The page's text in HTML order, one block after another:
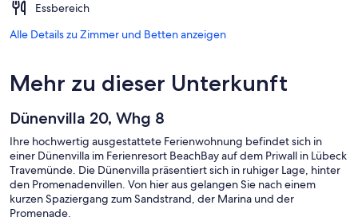
Essbereich
Alle Details zu Zimmer und Betten anzeigen
Mehr zu dieser Unterkunft
Dünenvilla 20, Whg 8
Ihre hochwertig ausgestattete Ferienwohnung befindet sich in
einer Dünenvilla im Ferienresort BeachBay auf dem Priwall in Lübeck
Travemünde. Die Dünenvilla präsentiert sich in ruhiger Lage, hinter
den Promenadenvillen. Von hier aus gelangen Sie nach einem
kurzen Spaziergang zum Sandstrand, der Marina und der
Promenade.